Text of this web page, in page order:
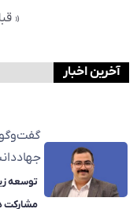
«
آخرین اخبار
گفت‌وگو
توسعه
مشارکت